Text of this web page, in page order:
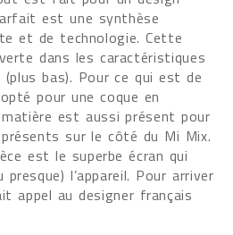
est une synthèse
et de technologie. Cette
dans les caractéristiques
(plus bas). Pour ce qui est de
pour une coque en
matière est aussi présent pour
sur le côté du Mi Mix.
est le superbe écran qui
l’appareil. Pour arriver
appel au designer français